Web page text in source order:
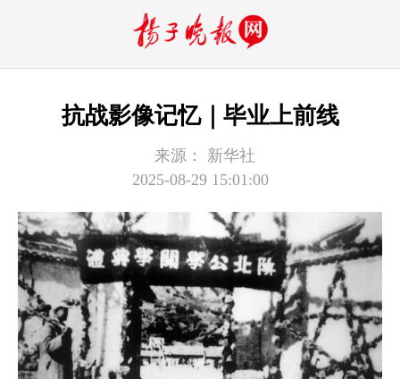
抗战影像记忆｜毕业上前线
来源：
新华社
2025-08-29 15:01:00